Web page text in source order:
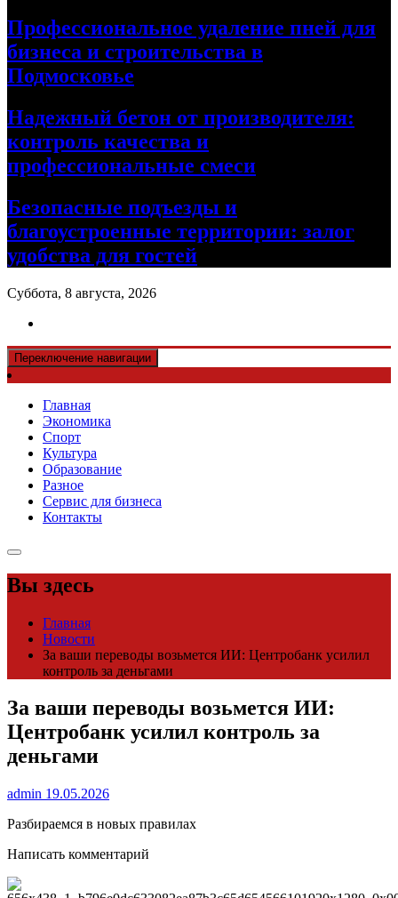
Профессиональное удаление пней для
бизнеса и строительства в
Подмосковье
Надежный бетон от производителя:
контроль качества и
профессиональные смеси
Безопасные подъезды и
благоустроенные территории: залог
удобства для гостей
Суббота, 8 августа, 2026
Переключение навигации
Главная
Экономика
Спорт
Культура
Образование
Разное
Сервис для бизнеса
Контакты
Вы здесь
Главная
Новости
За ваши переводы возьмется ИИ: Центробанк усилил
контроль за деньгами
За ваши переводы возьмется ИИ:
Центробанк усилил контроль за
деньгами
admin 19.05.2026
Разбираемся в новых правилах
Написать комментарий